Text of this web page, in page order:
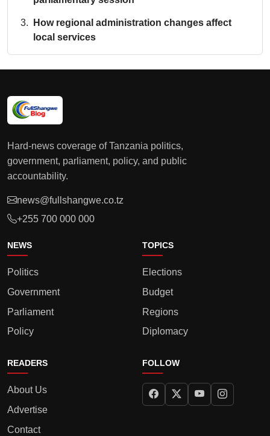
How regional administration changes affect
local services
Hard-news coverage of Tanzania politics,
government, parliament, policy, and public
accountability.
news@fullshangwe.co.tz
+255 700 000 000
NEWS
Politics
Government
Parliament
Policy
TOPICS
Elections
Budget
Regions
Diplomacy
READERS
About Us
Advertise
Contact
FOLLOW